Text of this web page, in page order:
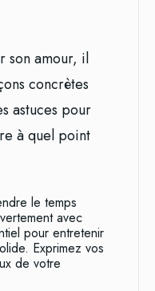
son amour, il
concrètes
astuces pour
à quel point
le temps
avec
pour entretenir
Exprimez vos
de votre